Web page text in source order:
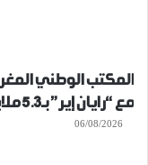
المكتب الوطني
مع “رايان إير” بـ5.3 ملايين مقعد و156 خطا جويا
06/08/2026